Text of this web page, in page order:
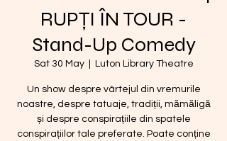
RUPȚI ÎN TOUR -
Stand-Up Comedy
Sat 30 May
  |
Luton Library Theatre
Un show despre vârtejul din vremurile
noastre, despre tatuaje, tradiții, mămăligă
și despre conspirațiile din spatele
conspirațiilor tale preferate. Poate conține